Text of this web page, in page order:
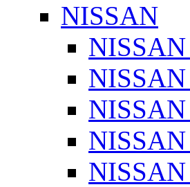
NISSAN
NISSAN
NISSAN